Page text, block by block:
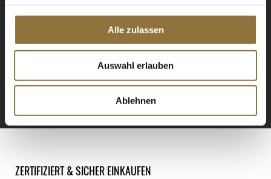
Alle zulassen
Auswahl erlauben
Ablehnen
NEWSLETTER
Registrieren Sie sich für
unseren Newsletter.
ANMELDEN
ZERTIFIZIERT & SICHER EINKAUFEN